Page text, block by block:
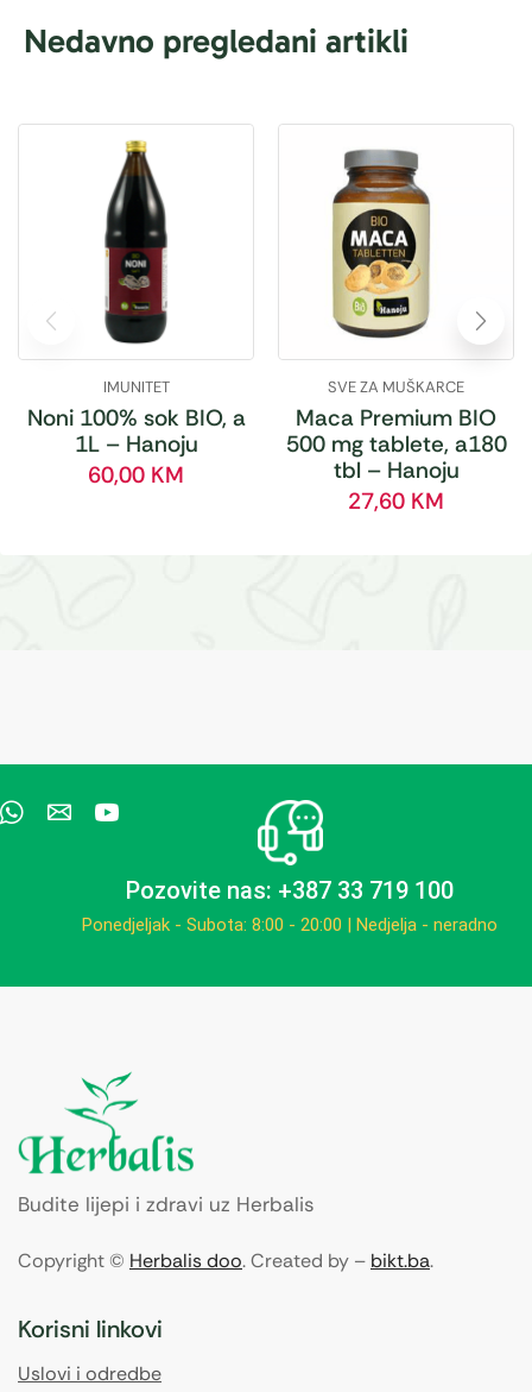
Nedavno pregledani artikli
IMUNITET
Noni 100% sok BIO, a
1L – Hanoju
60,00 KM
SVE ZA MUŠKARCE
Maca Premium BIO
500 mg tablete, a180
tbl – Hanoju
27,60 KM
Pozovite nas: +387 33 719 100
Ponedjeljak - Subota: 8:00 - 20:00 | Nedjelja - neradno
Budite lijepi i zdravi uz Herbalis
Copyright © Herbalis doo. Created by – bikt.ba.
Korisni linkovi
Uslovi i odredbe